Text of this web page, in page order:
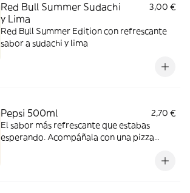
Red Bull Summer Sudachi
y Lima
3,00 €
Red Bull Summer Edition con refrescante
sabor a sudachi y lima
Pepsi 500ml
2,70 €
El sabor más refrescante que estabas
esperando. Acompáñala con una pizza